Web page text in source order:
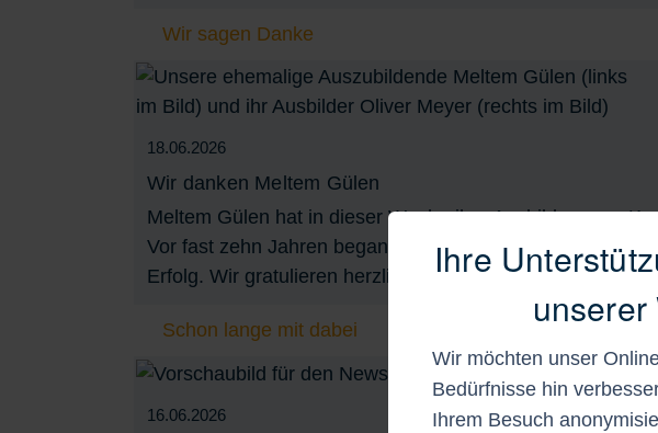
Wir sagen Danke
18.06.2026
Wir danken Meltem Gülen
Meltem Gülen hat in dieser Woche ihre Ausbildung zur
Vor fast zehn Jahren begann sie als Ferienjobberin in
Erfolg. Wir gratulieren herzlich zum Abschluss!
Schon lange mit dabei
16.06.2026
Ihre
Wir möchten unser
Bedürfnisse hin
Ihrem Besuch